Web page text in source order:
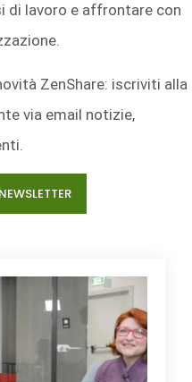
lavoro e affrontare con
ZenShare: iscriviti alla
via email notizie,